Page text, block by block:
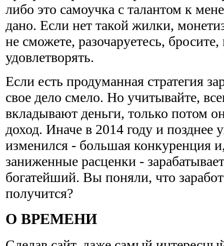
либо это самоучка с талантом к
дано. Если нет такой жилки,
не сможете, разочаруетесь,
удовлетворять.
Если есть продуманная стратегия
свое дело смело. Но учитывайте,
вкладывают деньги, только потом
доход. Иначе в 2014 году и позднее
изменился - большая конкуренция
заниженные расценки -
богатейший. Вы поняли, что
получится?
О ВРЕМЕНИ